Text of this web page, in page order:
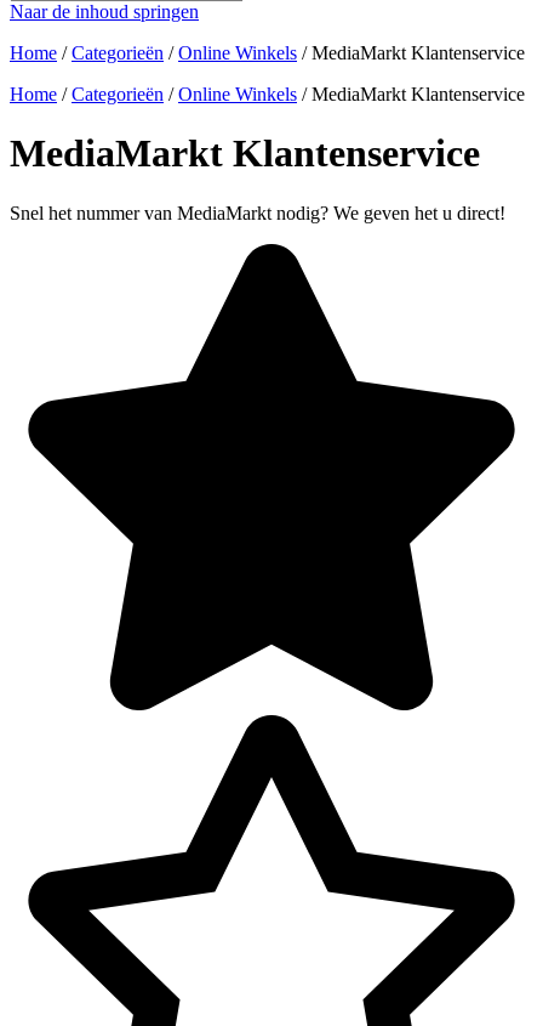
Naar de inhoud springen
Home /Categorieën /Online Winkels /MediaMarkt Klantenservice
Home /Categorieën /Online Winkels /MediaMarkt Klantenservice
MediaMarkt Klantenservice
Snel het nummer van MediaMarkt nodig? We geven het u direct!